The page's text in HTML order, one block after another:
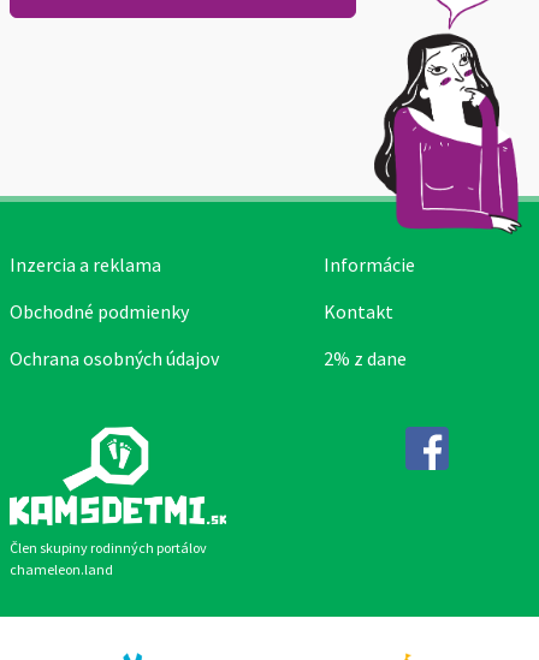
Člen skupiny rodinných portálov
chameleon.land
Inzercia a reklama
Obchodné podmienky
Ochrana osobných údajov
Informácie
Kontakt
2% z dane